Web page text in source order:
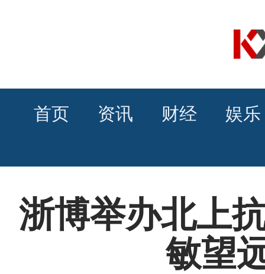
首页 资讯 财经 娱乐
浙博举办北上
敏望